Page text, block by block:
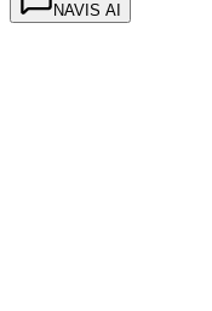
NAVIS AI